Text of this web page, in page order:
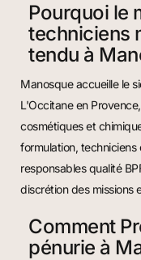
Pourquoi le
techniciens
tendu à
Manosque accueille le
L'Occitane en
cosmétiques et
formulation,
responsables qualité
discrétion des missions
Comment
pénurie à